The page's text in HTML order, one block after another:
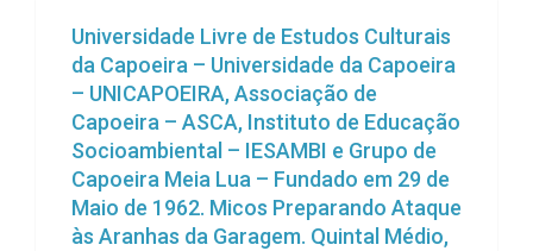
Universidade Livre de Estudos Culturais
da Capoeira – Universidade da Capoeira
– UNICAPOEIRA, Associação de
Capoeira – ASCA, Instituto de Educação
Socioambiental – IESAMBI e Grupo de
Capoeira Meia Lua – Fundado em 29 de
Maio de 1962. Micos Preparando Ataque
às Aranhas da Garagem. Quintal Médio,